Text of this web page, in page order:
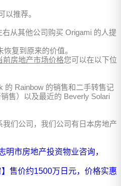
以推荐。
从其他公司购买 Origami 的人提
复到原来的价值。
前房地产市场价格您可以在以下位
的 Rainbow 的销售和二手转售记
售）以及最近的 Beverly Solari
们公司，我们公司有日本房地产
明市房地产投资物业咨询，
售价约1500万日元，价格实惠